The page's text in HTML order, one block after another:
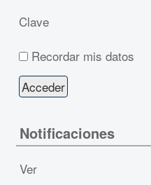
Clave
Recordar mis datos
Notificaciones
Ver